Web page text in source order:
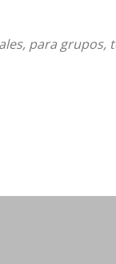
para grupos,